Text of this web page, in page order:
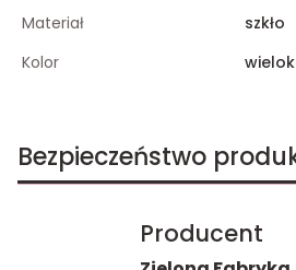
Materiał
szkło
Kolor
Bezpieczeństwo
Producent